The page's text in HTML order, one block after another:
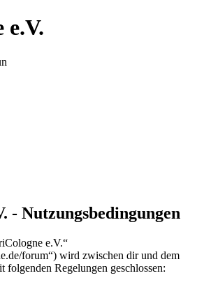
e.V.
- Nutzungsbedingungen
e.V.“
forum“) wird zwischen dir und dem
folgenden Regelungen geschlossen: